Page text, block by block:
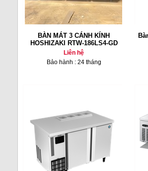
BÀN MÁT 3 CÁNH KÍNH
HOSHIZAKI RTW-186LS4-GD
Liên hệ
Bảo hành : 24 tháng